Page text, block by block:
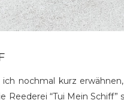
nochmal kurz
Reederei “Tui Mein